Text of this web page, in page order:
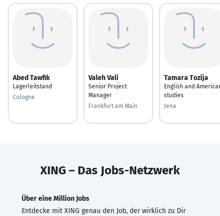
Abed Tawfik
Lagerleitstand
Cologne
Valeh Vali
Senior Project
Manager
Frankfurt am Main
Tamara Tozija
English and
studies
Jena
XING – Das Jobs-Netzwerk
Über eine Million Jobs
Entdecke mit XING genau den Job, der wirklich zu Dir